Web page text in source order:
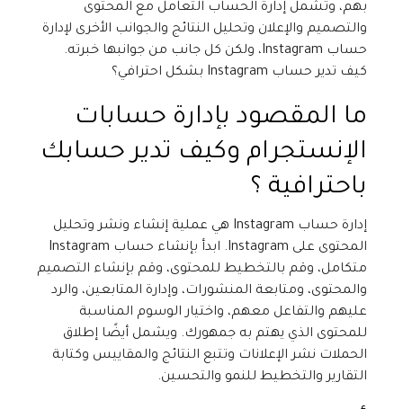
بهم، وتشمل إدارة الحساب التعامل مع المحتوى
والتصميم والإعلان وتحليل النتائج والجوانب الأخرى لإدارة
حساب Instagram، ولكن كل جانب من جوانبها خبرته.
كيف تدير حساب Instagram بشكل احترافي؟
ما المقصود بإدارة حسابات
الإنستجرام وكيف تدير حسابك
باحترافية ؟
إدارة حساب Instagram هي عملية إنشاء ونشر وتحليل
المحتوى على Instagram. ابدأ بإنشاء حساب Instagram
متكامل، وقم بالتخطيط للمحتوى، وقم بإنشاء التصميم
والمحتوى، ومتابعة المنشورات، وإدارة المتابعين، والرد
عليهم والتفاعل معهم، واختيار الوسوم المناسبة
للمحتوى الذي يهتم به جمهورك. ويشمل أيضًا إطلاق
الحملات نشر الإعلانات وتتبع النتائج والمقاييس وكتابة
التقارير والتخطيط للنمو والتحسين.